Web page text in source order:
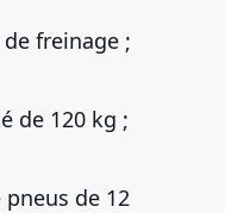
freinage ;
de 120 kg ;
de 12